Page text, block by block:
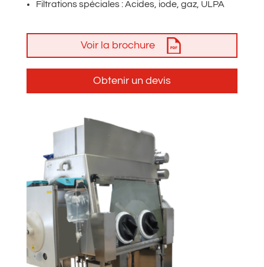
Filtrations spéciales : Acides, iode, gaz, ULPA
Voir la brochure
Obtenir un devis